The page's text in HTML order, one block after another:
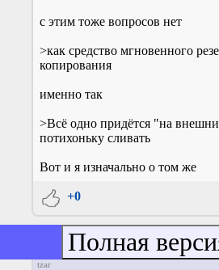
с этим тоже вопросов нет
>как средство мгновенного
копирования
именно так
>Всё одно придётся "на
потихоньку сливать
Вот и я изначально о том же
+0
SaAnVi
tzar